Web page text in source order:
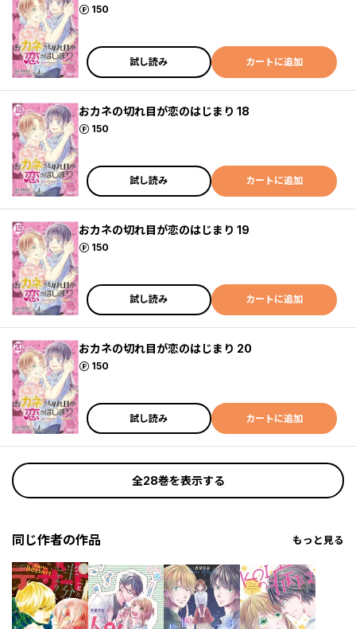
150
ポイント
試し読み カートに追加
おカネの切れ目が恋のはじまり 18
150
ポイント
試し読み カートに追加
おカネの切れ目が恋のはじまり 19
150
ポイント
試し読み カートに追加
おカネの切れ目が恋のはじまり 20
150
ポイント
試し読み カートに追加
全28巻を表示する
同じ作者の作品 もっと見る